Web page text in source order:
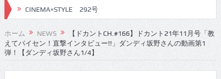
CINEMA×STYLE 291号
CINEMA×STYLE 290号
CINEMA×STYLE 289号
CINEMA×STYLE 288号
ホーム NEWS
【ドカントCH.#166】ドカント21年11月号「教
えてパイセン！直撃インタビュー!!」ダンディ坂野さんの動画第1
弾！【ダンディ坂野さん1/4】